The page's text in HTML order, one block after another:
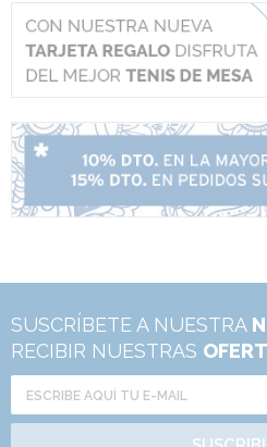
SUSCRÍBETE A NUESTRA
RECIBIR NUESTRAS